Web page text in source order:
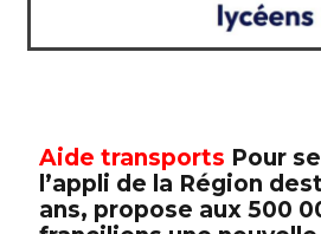
Aide transports Pour
l’appli de la Région
ans, propose aux 500